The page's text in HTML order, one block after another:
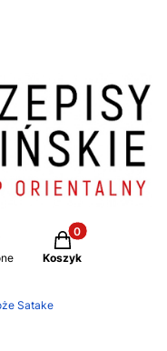
Produkty w
Koszyk
Satake